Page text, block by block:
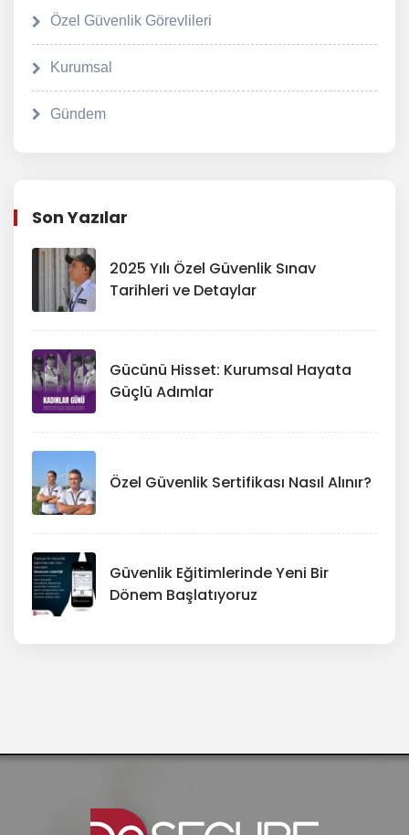
Özel Güvenlik Görevlileri
Kurumsal
Gündem
Son Yazılar
2025 Yılı Özel Güvenlik Sınav
Tarihleri ve Detaylar
Gücünü Hisset: Kurumsal Hayata
Güçlü Adımlar
Özel Güvenlik Sertifikası Nasıl Alınır?
Güvenlik Eğitimlerinde Yeni Bir
Dönem Başlatıyoruz